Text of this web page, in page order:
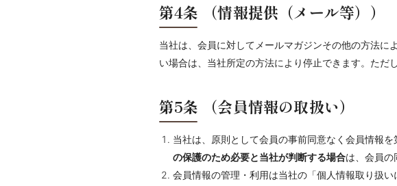
第4条 （情報提供（メール等））
当社は、会員に対してメールマガジンその他の方法
い場合は、当社所定の方法により停止できます。ただ
第5条 （会員情報の取扱い）
当社は、原則として会員の事前同意なく会員情報を
の保護のため必要と当社が判断する場合は、会員の
会員情報の管理・利用は当社の「個人情報取り扱